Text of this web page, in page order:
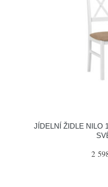
JÍDELNÍ ŽIDLE NILO
2